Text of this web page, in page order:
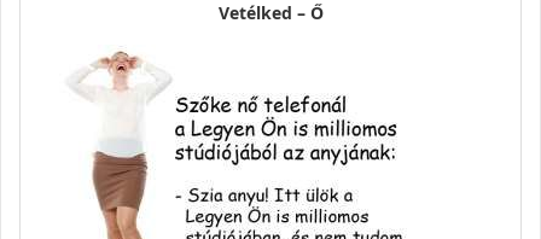
Vetélked – Ő